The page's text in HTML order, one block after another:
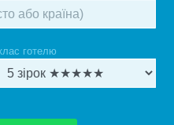
готелю